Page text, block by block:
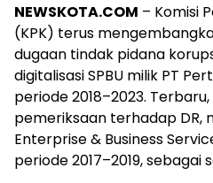
NEWSKOTA.COM – Komisi
(KPK) terus
dugaan tindak pidana
digitalisasi SPBU milik PT
periode 2018–2023.
pemeriksaan terhadap DR,
Enterprise & Business
periode 2017–2019, sebagai